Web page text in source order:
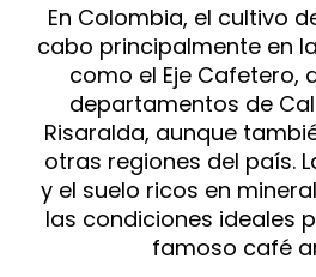
En Colombia, el cultivo
cabo principalmente en
como el Eje Cafetero,
departamentos de
Risaralda, aunque
otras regiones del país.
y el suelo ricos en
las condiciones ideales
famoso café